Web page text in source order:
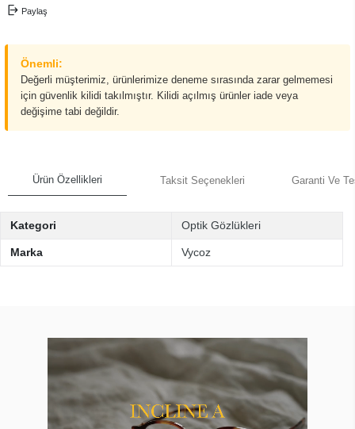
Paylaş
Önemli:
Değerli müşterimiz, ürünlerimize deneme sırasında zarar gelmemesi
için güvenlik kilidi takılmıştır. Kilidi açılmış ürünler iade veya
değişime tabi değildir.
Ürün Özellikleri Taksit Seçenekleri Garanti Ve
Kategori Optik Gözlükleri
Marka Vycoz